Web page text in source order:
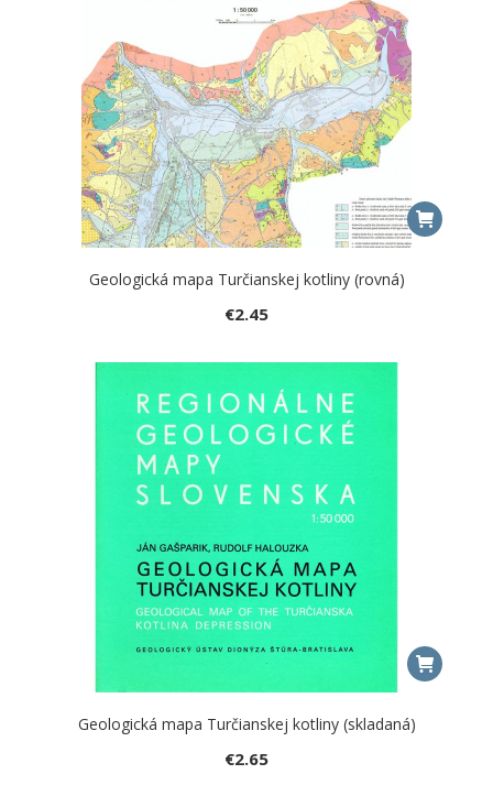
Geologická mapa Turčianskej kotliny (rovná)
€2.45
Geologická mapa Turčianskej kotliny (skladaná)
€2.65